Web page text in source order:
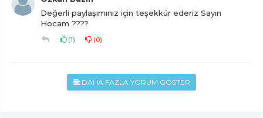
Değerli paylaşımınız için teşekkür ederiz Sayın
Hocam ????
(1) (0)
DAHA FAZLA YORUM GÖSTER